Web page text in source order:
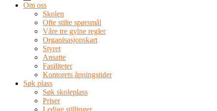
Om oss
Skolen
Ofte stilte spørsmål
Våre tre gylne regler
Organisasjonskart
Styret
Ansatte
Fasiliteter
Kontorets åpningstider
Søk plass
Søk skoleplass
Priser
Ledige stillinger